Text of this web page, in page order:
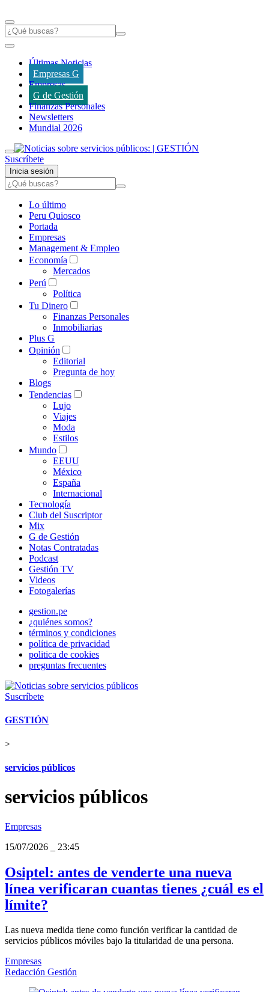
Últimas Noticias
Empresas G
Empresas
G de Gestión
Finanzas Personales
Newsletters
Mundial 2026
Suscríbete
Inicia sesión
Lo último
Peru Quiosco
Portada
Empresas
Management & Empleo
Economía
Mercados
Perú
Política
Tu Dinero
Finanzas Personales
Inmobiliarias
Plus G
Opinión
Editorial
Pregunta de hoy
Blogs
Tendencias
Lujo
Viajes
Moda
Estilos
Mundo
EEUU
México
España
Internacional
Tecnología
Club del Suscriptor
Mix
G de Gestión
Notas Contratadas
Podcast
Gestión TV
Videos
Fotogalerías
gestion.pe
¿quiénes somos?
términos y condiciones
política de privacidad
politica de cookies
preguntas frecuentes
Suscríbete
GESTIÓN
>
servicios públicos
servicios públicos
Empresas
15/07/2026
23:45
Osiptel: antes de venderte una nueva
línea verificaran cuantas tienes ¿cuál es el
límite?
Las nueva medida tiene como función verificar la cantidad de
servicios públicos móviles bajo la titularidad de una persona.
Empresas
Redacción Gestión